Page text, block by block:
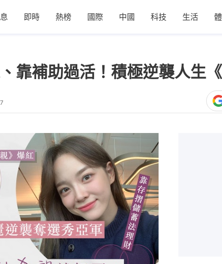
即時 熱榜 國際 中國 科技 生活
靠補助過活！積極逆襲人生